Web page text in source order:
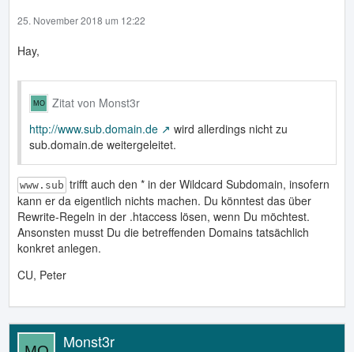
25. November 2018 um 12:22
Hay,
Zitat von Monst3r
http://www.sub.domain.de
wird allerdings nicht zu
sub.domain.de weitergeleitet.
www.sub trifft auch den * in der Wildcard Subdomain, insofern
kann er da eigentlich nichts machen. Du könntest das über
Rewrite-Regeln in der .htaccess lösen, wenn Du möchtest.
Ansonsten musst Du die betreffenden Domains tatsächlich
konkret anlegen.
CU, Peter
Monst3r